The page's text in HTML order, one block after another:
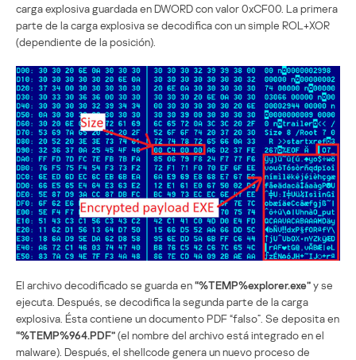
carga explosiva guardada en DWORD con valor 0xCF00. La primera
parte de la carga explosiva se decodifica con un simple ROL+XOR
(dependiente de la posición).
El archivo decodificado se guarda en“%TEMP%explorer.exe”y se
ejecuta. Después, se decodifica la segunda parte de la carga
explosiva. Ésta contiene un documento PDF “falso”. Se deposita en
“%TEMP%964.PDF”(el nombre del archivo está integrado en el
malware). Después, el shellcode genera un nuevo proceso de